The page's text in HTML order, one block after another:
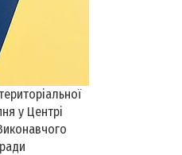
у Центрі